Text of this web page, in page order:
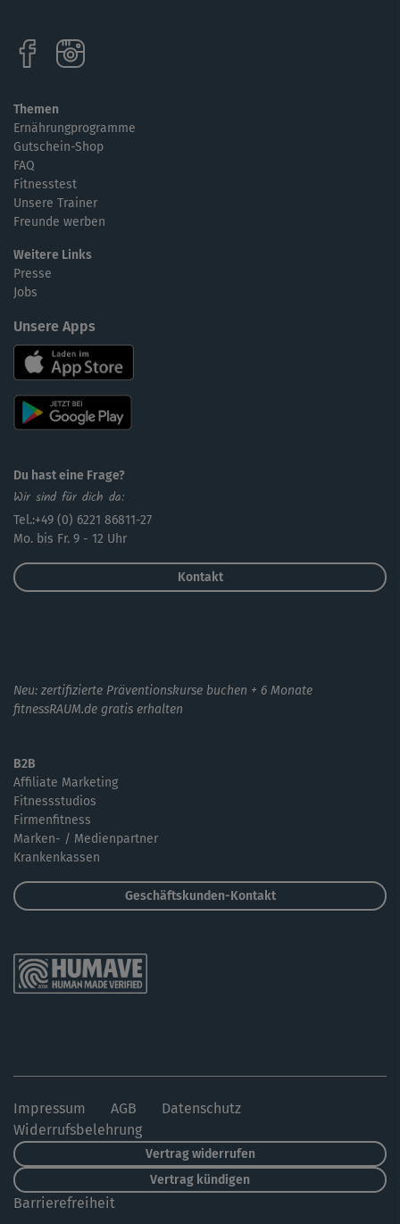
Themen
Ernährungprogramme
Gutschein-Shop
FAQ
Fitnesstest
Unsere Trainer
Freunde werben
Weitere Links
Presse
Jobs
Unsere Apps
Du hast eine Frage?
Wir sind für dich da:
Tel.:+49 (0) 6221 86811-27
Mo. bis Fr. 9 - 12 Uhr
Kontakt
Neu: zertifizierte Präventionskurse buchen + 6 Monate
fitnessRAUM.de gratis erhalten
B2B
Affiliate Marketing
Fitnessstudios
Firmenfitness
Marken- / Medienpartner
Krankenkassen
Geschäftskunden-Kontakt
Impressum AGB
Datenschutz
Widerrufsbelehrung
Vertrag widerrufen
Vertrag kündigen
Barrierefreiheit